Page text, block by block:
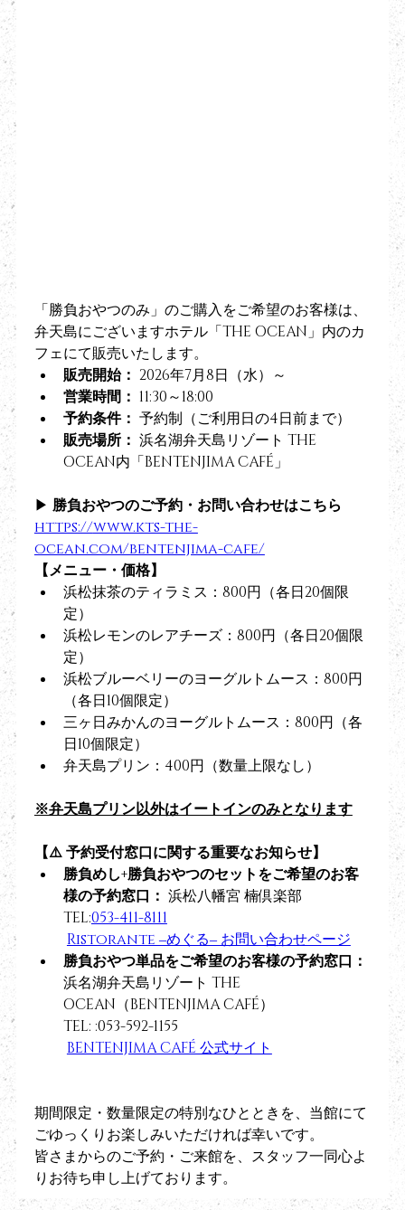
「勝負おやつのみ」のご購入をご希望のお客様は、
弁天島にございますホテル「THE OCEAN」内のカ
フェにて販売いたします。
販売開始： 2026年7月8日（水）～
営業時間： 11:30～18:00
予約条件： 予約制（ご利用日の4日前まで）
販売場所： 浜名湖弁天島リゾート THE
OCEAN内「BENTENJIMA CAFÉ」
▶︎ 勝負おやつのご予約・お問い合わせはこちら
https://www.kts-the-
ocean.com/bentenjima-cafe/
【メニュー・価格】
浜松抹茶のティラミス：800円（各日20個限
定）
浜松レモンのレアチーズ：800円（各日20個限
定）
浜松ブルーベリーのヨーグルトムース：800円
（各日10個限定）
三ヶ日みかんのヨーグルトムース：800円（各
日10個限定）
弁天島プリン：400円（数量上限なし）
※弁天島プリン以外はイートインのみとなります
【⚠️ 予約受付窓口に関する重要なお知らせ】
勝負めし+勝負おやつのセットをご希望のお客
様の予約窓口： 浜松八幡宮 楠倶楽部
TEL:053-411-8111
Ristorante ‒めぐる‒ お問い合わせページ
勝負おやつ単品をご希望のお客様の予約窓口：
浜名湖弁天島リゾート THE
OCEAN（BENTENJIMA CAFÉ）
TEL: :053-592-1155
BENTENJIMA CAFÉ 公式サイト
期間限定・数量限定の特別なひとときを、当館にて
ごゆっくりお楽しみいただければ幸いです。
皆さまからのご予約・ご来館を、スタッフ一同心よ
りお待ち申し上げております。